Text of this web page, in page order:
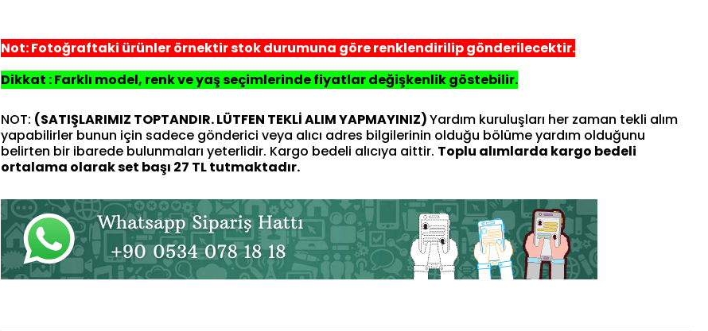
Not: Fotoğraftaki ürünler örnektir stok durumuna göre renklendirilip gönderilecektir.
Dikkat : Farklı model, renk ve yaş seçimlerinde fiyatlar değişkenlik göstebilir.
NOT: (SATIŞLARIMIZ TOPTANDIR. LÜTFEN TEKLİ ALIM YAPMAYINIZ)Yardım kuruluşları her zaman tekli alım
yapabilirler bunun için sadece gönderici veya alıcı adres bilgilerinin olduğu bölüme yardım olduğunu
belirten bir ibarede bulunmaları yeterlidir. Kargo bedeli alıcıya aittir. Toplu alımlarda kargo bedeli
ortalama olarak set başı 27 TL tutmaktadır.